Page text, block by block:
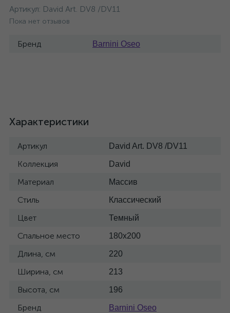
Артикул: David Art. DV8 /DV11
Пока нет отзывов
Бренд Barnini Oseo
Характеристики
Артикул David Art. DV8 /DV11
Коллекция David
Материал Массив
Стиль Классический
Цвет Темный
Спальное место 180x200
Длина, см 220
Ширина, см 213
Высота, см 196
Бренд Barnini Oseo